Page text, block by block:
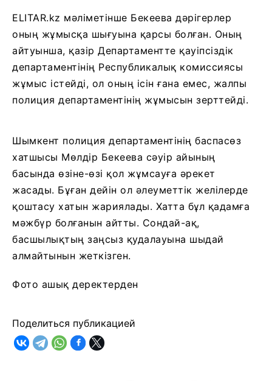
ELITAR.kz мәліметінше Бекеева дәрігерлер
оның жұмысқа шығуына қарсы болған. Оның
айтуынша, қазір Департаментте қауіпсіздік
департаментінің Республикалық комиссиясы
жұмыс істейді, ол оның ісін ғана емес, жалпы
полиция департаментінің жұмысын зерттейді.
Шымкент полиция департаментінің баспасөз
хатшысы Мөлдір Бекеева сәуір айының
басында өзіне-өзі қол жұмсауға әрекет
жасады. Бұған дейін ол әлеуметтік желілерде
қоштасу хатын жариялады. Хатта бұл қадамға
мәжбүр болғанын айтты. Сондай-ақ,
басшылықтың заңсыз қудалауына шыдай
алмайтынын жеткізген.
Фото ашық деректерден
Поделиться публикацией